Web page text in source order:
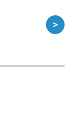
＞